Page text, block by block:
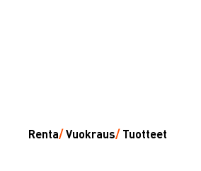
Renta/Vuokraus/ Tuotteet